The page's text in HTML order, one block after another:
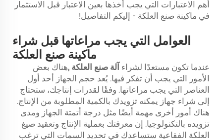
أهم الاعتبارات التي يجب أخذها بعين الاعتبار قبل الاستثمار
في ماكينة صنع العلكة - إليكم التفاصيل!
العوامل التي يجب مراعاتها قبل شراء
ماكينة صنع العلكة
عندما تكون مستعدًا لشراء آلة صنع العلكة ,هناك بعض
الأمور التي يجب أن تفكر فيها. يُعد حجم الجهاز أحد أول
العناصر التي يجب مراعاتها. وفقًا لقدرات إنتاجك، ستحتاج
إلى شراء جهاز يمكنه تزويدك بالكمية المطلوبة من الإنتاج.
هناك أمور أخرى مهمة أيضًا مثل درجة أتمتة الجهاز ومدى
تزويده بالتكنولوجيا. إن معرفتك بعملية الإنتاج وتعقيد صيغ
العلكة الفقاعية ستساعدك في تحديد السمات التي ترغب